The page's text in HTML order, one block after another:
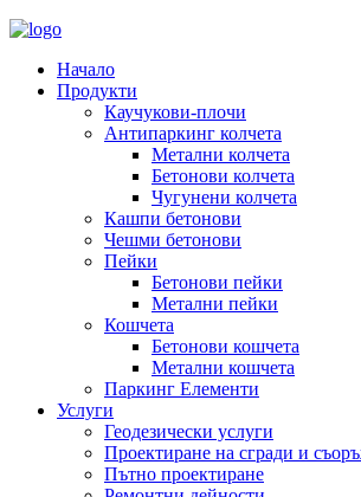
Начало
Продукти
Каучукови-плочи
Антипаркинг колчета
Метални колчета
Бетонови колчета
Чугунени колчета
Кашпи бетонови
Чешми бетонови
Пейки
Бетонови пейки
Метални пейки
Кошчета
Бетонови кошчета
Метални кошчета
Паркинг Елементи
Услуги
Геодезически услуги
Проектиране на сгради и
Пътно проектиране